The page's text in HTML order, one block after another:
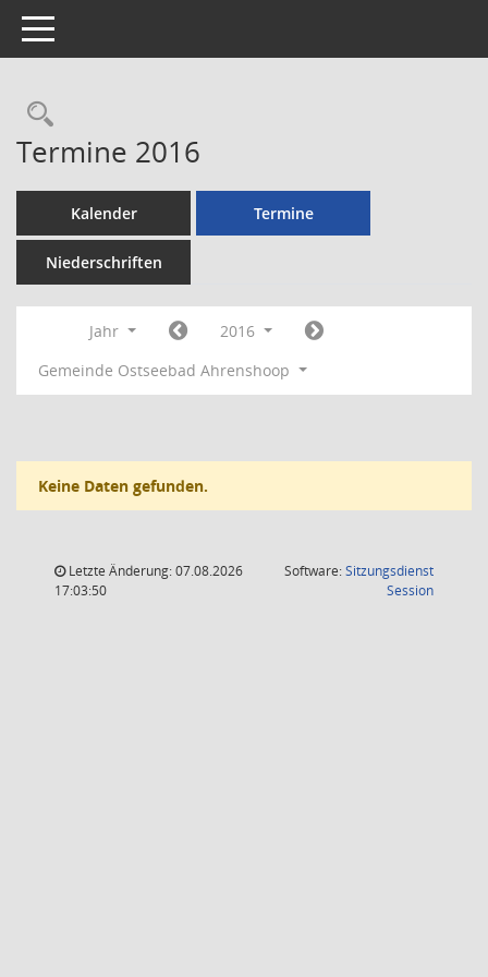
Toggle navigation
Rechercheauswahl
Termine 2016
Kalender Termine
Niederschriften
Jahr
2016
Gemeinde Ostseebad Ahrenshoop
Keine Daten gefunden.
Letzte Änderung: 07.08.2026
17:03:50
Software:Sitzungsdienst
Session(Wird in